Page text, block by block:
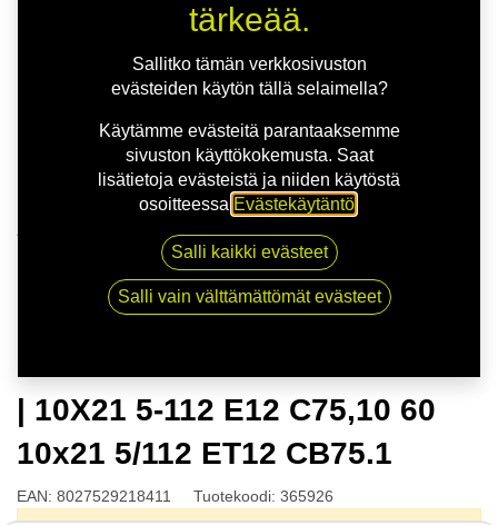
OZ ESTREMA GT HLT SAT.BLK | 10X21 5-112 E12
C75,10 60 10x21 5/112 ET12 CB75.1
| 10X21 5-112 E12 C75,10 60
10x21 5/112 ET12 CB75.1
EAN: 8027529218411 Tuotekoodi: 365926
tärkeää.
Sallitko tämän verkkosivuston
evästeiden käytön tällä selaimella?
Käytämme evästeitä parantaaksemme
sivuston käyttökokemusta. Saat
lisätietoja evästeistä ja niiden käytöstä
osoitteessa Evästekäytäntö
Salli kaikki evästeet
Salli vain välttämättömät evästeet